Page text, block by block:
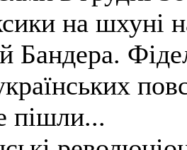
на шхуні
Бандера.
пішли...